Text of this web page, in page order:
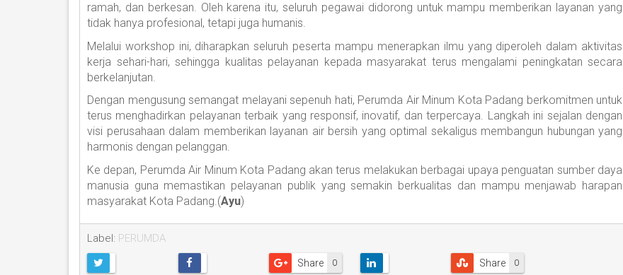
ramah, dan berkesan. Oleh karena itu, seluruh pegawai didorong untuk mampu memberikan layanan yang
tidak hanya profesional, tetapi juga humanis.
Melalui workshop ini, diharapkan seluruh peserta mampu menerapkan ilmu yang diperoleh dalam aktivitas
kerja sehari-hari, sehingga kualitas pelayanan kepada masyarakat terus mengalami peningkatan secara
berkelanjutan.
Dengan mengusung semangat melayani sepenuh hati, Perumda Air Minum Kota Padang berkomitmen untuk
terus menghadirkan pelayanan terbaik yang responsif, inovatif, dan terpercaya. Langkah ini sejalan dengan
visi perusahaan dalam memberikan layanan air bersih yang optimal sekaligus membangun hubungan yang
harmonis dengan pelanggan.
Ke depan, Perumda Air Minum Kota Padang akan terus melakukan berbagai upaya penguatan sumber daya
manusia guna memastikan pelayanan publik yang semakin berkualitas dan mampu menjawab harapan
masyarakat Kota Padang.(Ayu)
Label: PERUMDA
0
Share 0
Share